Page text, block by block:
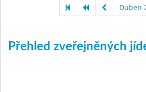
Duben
Přehled zveřejněných